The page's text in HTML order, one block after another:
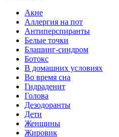
Акне
Аллергия на пот
Антиперспиранты
Белые точки
Блашинг-синдром
Ботокс
В домашних условиях
Во время сна
Гидраденит
Голова
Дезодоранты
Дети
Женщины
Жировик